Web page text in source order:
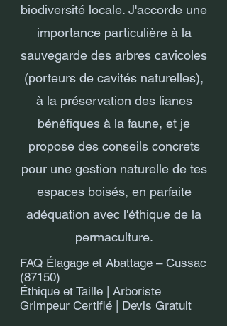
biodiversité locale. J'accorde une
importance particulière à la
sauvegarde des arbres cavicoles
(porteurs de cavités naturelles),
à la préservation des lianes
bénéfiques à la faune, et je
propose des conseils concrets
pour une gestion naturelle de tes
espaces boisés, en parfaite
adéquation avec l'éthique de la
permaculture.
FAQ Élagage et Abattage – Cussac
(87150)
Éthique et Taille | Arboriste
Grimpeur Certifié | Devis Gratuit